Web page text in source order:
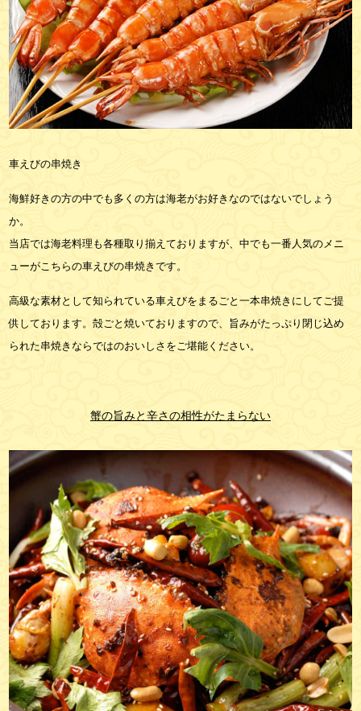
車えびの串焼き
海鮮好きの方の中でも多くの方は海老がお好きなのではないでしょう
か。
当店では海老料理も各種取り揃えておりますが、中でも一番人気のメニ
ューがこちらの車えびの串焼きです。
高級な素材として知られている車えびをまるごと一本串焼きにしてご提
供しております。殻ごと焼いておりますので、旨みがたっぷり閉じ込め
られた串焼きならではのおいしさをご堪能ください。
蟹の旨みと辛さの相性がたまらない